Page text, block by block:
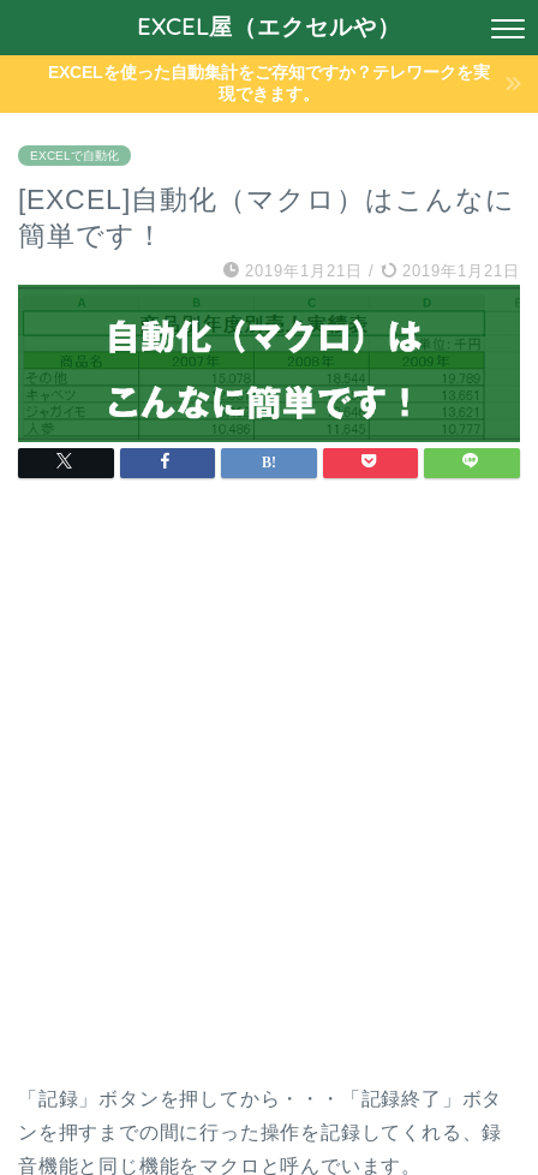
EXCEL屋（エクセルや）
EXCELを使った自動集計をご存知ですか？テレワークを実
現できます。
EXCELで自動化
[EXCEL]自動化（マクロ）はこんなに
簡単です！
2019年1月21日 / 2019年1月21日
「記録」ボタンを押してから・・・「記録終了」ボタ
ンを押すまでの間に行った操作を記録してくれる、録
音機能と同じ機能をマクロと呼んでいます。